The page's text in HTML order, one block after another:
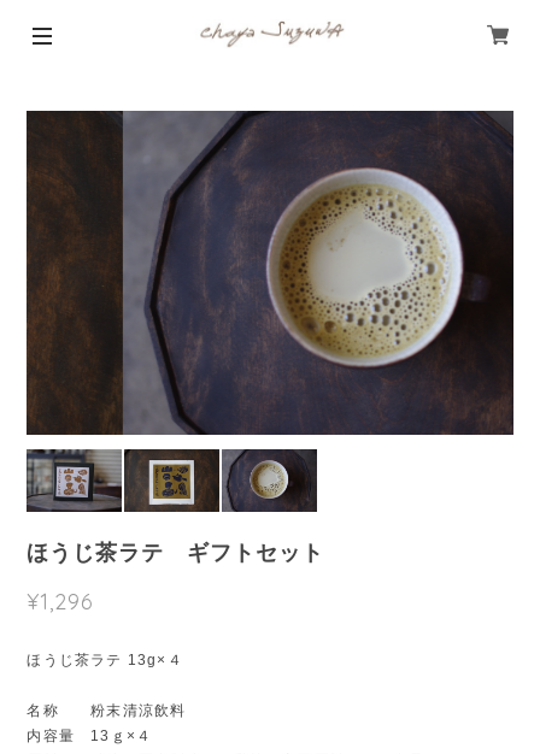
ほうじ茶ラテ ギフトセット
¥1,296
ほうじ茶ラテ 13g×４
名称 粉末清涼飲料
内容量 13ｇ×４